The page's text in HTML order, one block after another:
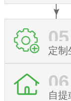
05
定制
06
自提